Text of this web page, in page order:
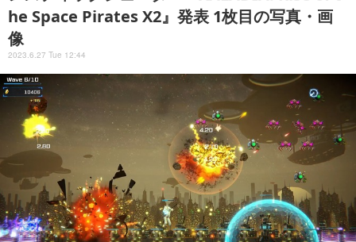
he Space Pirates X2』発表 1枚目の写真・画
像
2023.6.27 Tue 12:44